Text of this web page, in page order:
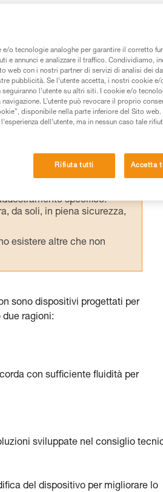
a volte utilizzati
in arrampicata,
consiglio prima di
per poter capire queste
specifico.
da soli, in piena sicurezza,
esistere altre che non
sono dispositivi progettati per
ragioni:
con sufficiente fluidità per
sviluppate nel consiglio
del dispositivo per migliorare lo
e/o tecnologie analoghe per garantire il corretto
e annunci e analizzare il traffico. Condividiamo,
web con i nostri partner di servizi di analisi dei
pubblicità. Se l’utente accetta, i nostri cookie
l’utente su altri siti. I cookie e/o
L’utente può revocare il proprio
disponibile nella parte inferiore del Sito
dell’utente, ma in nessun caso tale
Rifiuta tutti Accetta